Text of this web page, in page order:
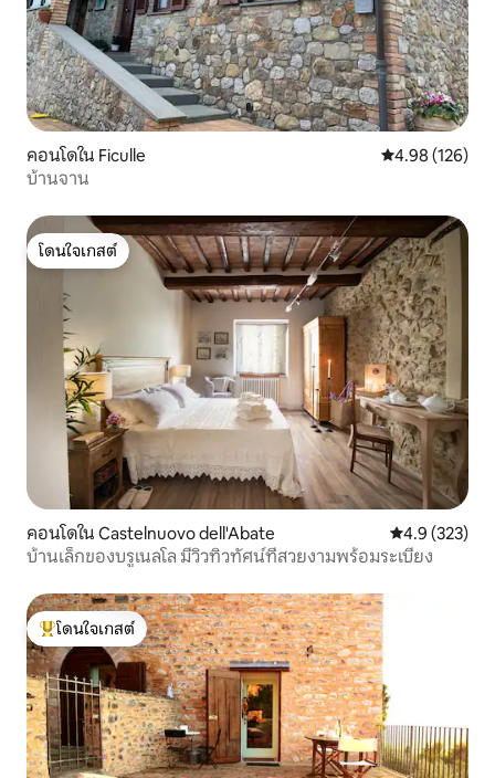
คอนโดใน Ficulle คะแนนเฉลี่ย
4.98 (126)
บ้านจาน
โดนใจเกสต์
โดนใจเกสต์
คอนโดใน Castelnuovo dell'Abate คะแนนเฉลี่ย
4.9 (323)
บ้านเล็กของบรูเนลโล มีวิวทิวทัศน์ที่สวยงามพร้อมระเบียง
โดนใจเกสต์ที่สุด
โดนใจเกสต์